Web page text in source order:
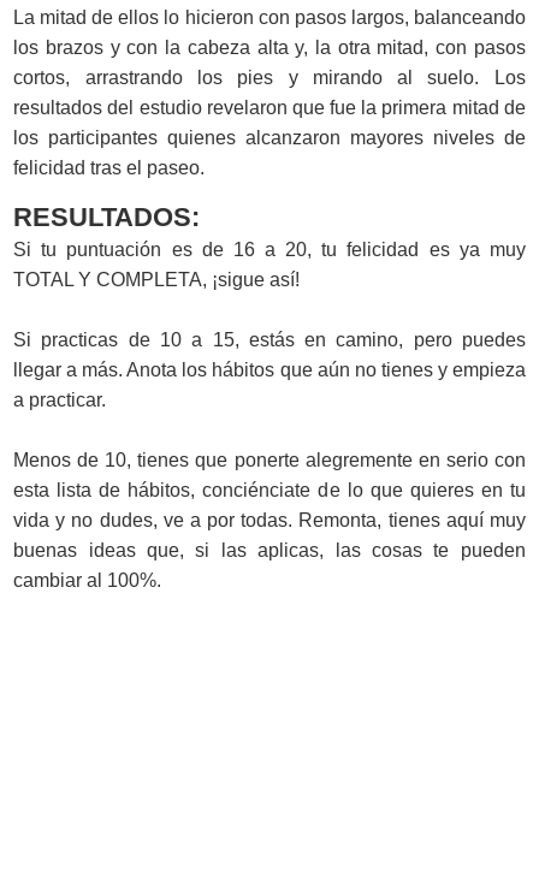
La mitad de ellos lo hicieron con pasos largos, balanceando
los brazos y con la cabeza alta y, la otra mitad, con pasos
cortos, arrastrando los pies y mirando al suelo. Los
resultados del estudio revelaron que fue la primera mitad de
los participantes quienes alcanzaron mayores niveles de
felicidad tras el paseo.
RESULTADOS:
Si tu puntuación es de 16 a 20, tu felicidad es ya muy
TOTAL Y COMPLETA, ¡sigue así!
Si practicas de 10 a 15, estás en camino, pero puedes
llegar a más. Anota los hábitos que aún no tienes y empieza
a practicar.
Menos de 10, tienes que ponerte alegremente en serio con
esta lista de hábitos, conciénciate de lo que quieres en tu
vida y no dudes, ve a por todas. Remonta, tienes aquí muy
buenas ideas que, si las aplicas, las cosas te pueden
cambiar al 100%.